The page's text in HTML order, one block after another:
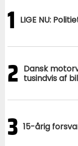
1 LIGE NU:
2 Dansk
tusindvis af
3 15-årig